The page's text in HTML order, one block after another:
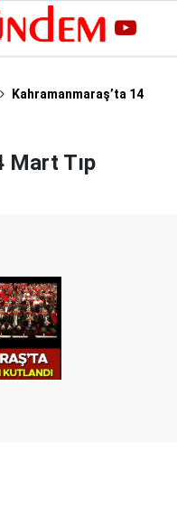
Kahramanmaraş’ta 14
Mart Tıp